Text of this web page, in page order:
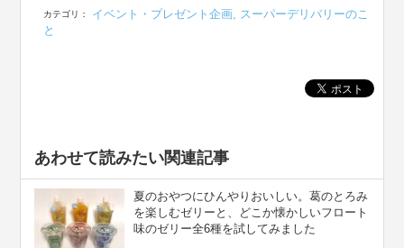
カテゴリ： イベント・プレゼント企画
スーパーデリバリーのこ
と
あわせて読みたい関連記事
夏のおやつにひんやりおいしい。葛のとろみ
を楽しむゼリーと、どこか懐かしいフロート
味のゼリー全6種を試してみました